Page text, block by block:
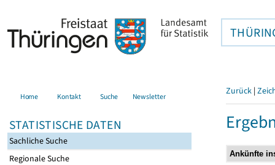
Home Kontakt Suche Newsletter
STATISTISCHE DATEN
Sachliche Suche
Regionale Suche
Zurück |